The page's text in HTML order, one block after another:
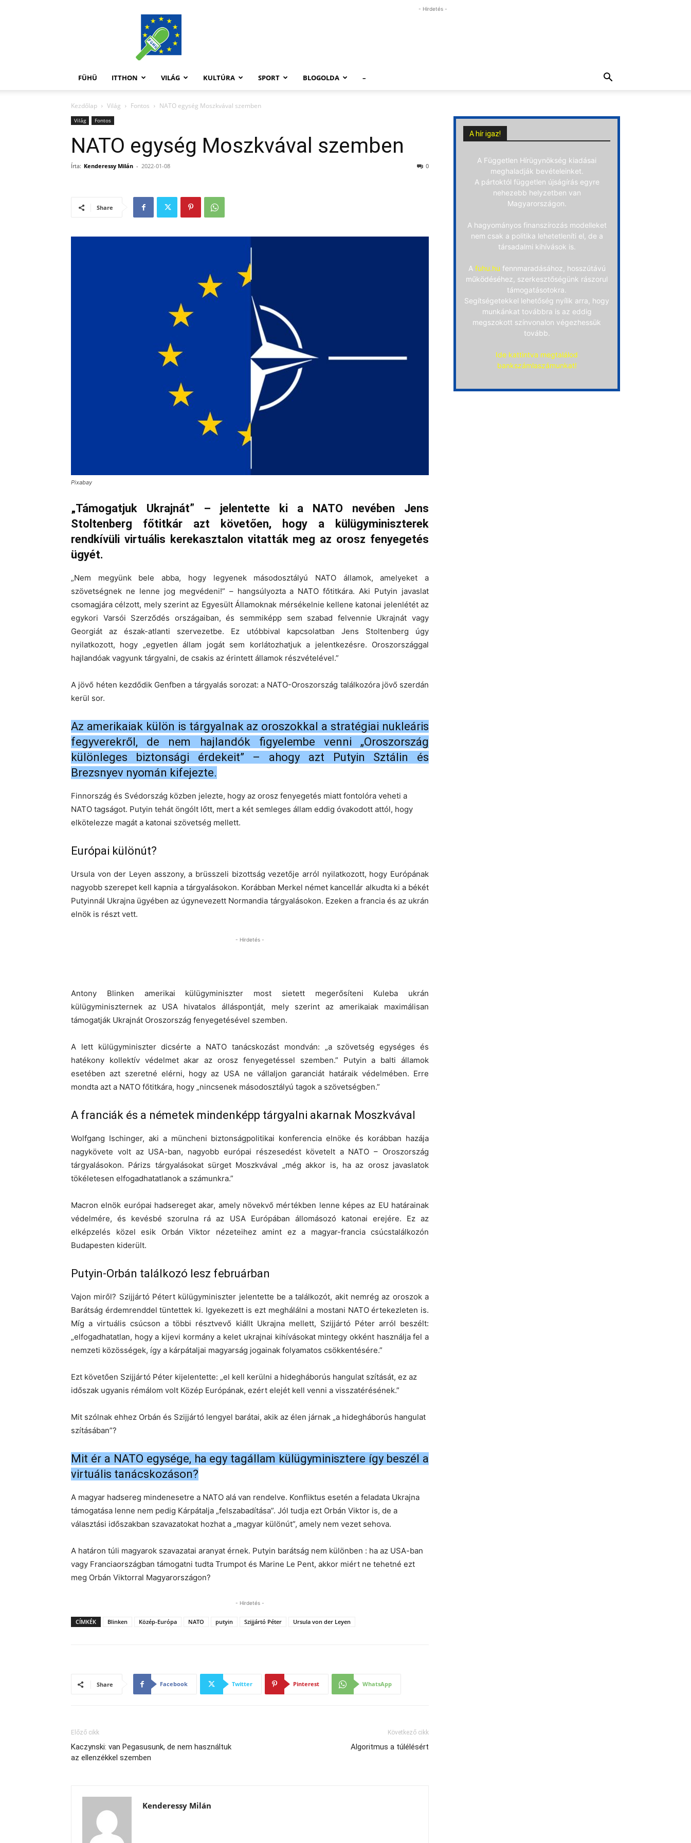
FüHü
- Hirdetés -
FÜHÜ ITTHON VILÁG KULTÚRA SPORT BLOGOLDA –
Kezdőlap Világ Fontos NATO egység Moszkvával szemben
Világ Fontos
NATO egység Moszkvával szemben
Írta: Kenderessy Milán - 2022-01-08 0
Share
Pixabay
„Támogatjuk Ukrajnát” – jelentette ki a NATO nevében Jens
Stoltenberg főtitkár azt követően, hogy a külügyminiszterek
rendkívüli virtuális kerekasztalon vitatták meg az orosz fenyegetés
ügyét.
„Nem megyünk bele abba, hogy legyenek másodosztályú NATO államok, amelyeket a
szövetségnek ne lenne jog megvédeni!” – hangsúlyozta a NATO főtitkára. Aki Putyin javaslat
csomagjára célzott, mely szerint az Egyesült Államoknak mérsékelnie kellene katonai jelenlétét az
egykori Varsói Szerződés országaiban, és semmiképp sem szabad felvennie Ukrajnát vagy
Georgiát az észak-atlanti szervezetbe. Ez utóbbival kapcsolatban Jens Stoltenberg úgy
nyilatkozott, hogy „egyetlen állam jogát sem korlátozhatjuk a jelentkezésre. Oroszországgal
hajlandóak vagyunk tárgyalni, de csakis az érintett államok részvételével.”
A jövő héten kezdődik Genfben a tárgyalás sorozat: a NATO-Oroszország találkozóra jövő szerdán
kerül sor.
Az amerikaiak külön is tárgyalnak az oroszokkal a stratégiai nukleáris
fegyverekről, de nem hajlandók figyelembe venni „Oroszország
különleges biztonsági érdekeit” – ahogy azt Putyin Sztálin és
Brezsnyev nyomán kifejezte.
Finnország és Svédország közben jelezte, hogy az orosz fenyegetés miatt fontolóra veheti a
NATO tagságot. Putyin tehát öngólt lőtt, mert a két semleges állam eddig óvakodott attól, hogy
elkötelezze magát a katonai szövetség mellett.
Európai különút?
Ursula von der Leyen asszony, a brüsszeli bizottság vezetője arról nyilatkozott, hogy Európának
nagyobb szerepet kell kapnia a tárgyalásokon. Korábban Merkel német kancellár alkudta ki a békét
Putyinnál Ukrajna ügyében az úgynevezett Normandia tárgyalásokon. Ezeken a francia és az ukrán
elnök is részt vett.
- Hirdetés -
Antony Blinken amerikai külügyminiszter most sietett megerősíteni Kuleba ukrán
külügyminiszternek az USA hivatalos álláspontját, mely szerint az amerikaiak maximálisan
támogatják Ukrajnát Oroszország fenyegetésével szemben.
A lett külügyminiszter dicsérte a NATO tanácskozást mondván: „a szövetség egységes és
hatékony kollektív védelmet akar az orosz fenyegetéssel szemben.” Putyin a balti államok
esetében azt szeretné elérni, hogy az USA ne vállaljon garanciát határaik védelmében. Erre
mondta azt a NATO főtitkára, hogy „nincsenek másodosztályú tagok a szövetségben.”
A franciák és a németek mindenképp tárgyalni akarnak Moszkvával
Wolfgang Ischinger, aki a müncheni biztonságpolitikai konferencia elnöke és korábban hazája
nagykövete volt az USA-ban, nagyobb európai részesedést követelt a NATO – Oroszország
tárgyalásokon. Párizs tárgyalásokat sürget Moszkvával „még akkor is, ha az orosz javaslatok
tökéletesen elfogadhatatlanok a számunkra.”
Macron elnök európai hadsereget akar, amely növekvő mértékben lenne képes az EU határainak
védelmére, és kevésbé szorulna rá az USA Európában állomásozó katonai erejére. Ez az
elképzelés közel esik Orbán Viktor nézeteihez amint ez a magyar-francia csúcstalálkozón
Budapesten kiderült.
Putyin-Orbán találkozó lesz februárban
Vajon miről? Szijjártó Pétert külügyminiszter jelentette be a találkozót, akit nemrég az oroszok a
Barátság érdemrenddel tüntettek ki. Igyekezett is ezt meghálálni a mostani NATO értekezleten is.
Míg a virtuális csúcson a többi résztvevő kiállt Ukrajna mellett, Szijjártó Péter arról beszélt:
„elfogadhatatlan, hogy a kijevi kormány a kelet ukrajnai kihívásokat mintegy okként használja fel a
nemzeti közösségek, így a kárpátaljai magyarság jogainak folyamatos csökkentésére.”
Ezt követően Szijjártó Péter kijelentette: „el kell kerülni a hidegháborús hangulat szítását, ez az
időszak ugyanis rémálom volt Közép Európának, ezért elejét kell venni a visszatérésének.”
Mit szólnak ehhez Orbán és Szijjártó lengyel barátai, akik az élen járnak „a hidegháborús hangulat
szításában”?
Mit ér a NATO egysége, ha egy tagállam külügyminisztere így beszél a
virtuális tanácskozáson?
A magyar hadsereg mindenesetre a NATO alá van rendelve. Konfliktus esetén a feladata Ukrajna
támogatása lenne nem pedig Kárpátalja „felszabadítása”. Jól tudja ezt Orbán Viktor is, de a
választási időszakban szavazatokat hozhat a „magyar különút”, amely nem vezet sehova.
A határon túli magyarok szavazatai aranyat érnek. Putyin barátság nem különben : ha az USA-ban
vagy Franciaországban támogatni tudta Trumpot és Marine Le Pent, akkor miért ne tehetné ezt
meg Orbán Viktorral Magyarországon?
- Hirdetés -
CÍMKÉK Blinken Közép-Európa NATO putyin Szijjártó Péter Ursula von der Leyen
Share Facebook Twitter Pinterest WhatsApp
Előző cikk
Kaczynski: van Pegasusunk, de nem használtuk
az ellenzékkel szemben
Következő cikk
Algoritmus a túlélésért
Kenderessy Milán
A hír igaz!
A Független Hírügynökség kiadásai
meghaladják bevételeinket.
A pártoktól független újságírás egyre
nehezebb helyzetben van
Magyarországon.
A hagyományos finanszírozás modelleket
nem csak a politika lehetetleníti el, de a
társadalmi kihívások is.
A fuhu.hu fennmaradásához, hosszútávú
működéséhez, szerkesztőségünk rászorul
támogatásotokra.
Segítségetekkel lehetőség nyílik arra, hogy
munkánkat továbbra is az eddig
megszokott színvonalon végezhessük
tovább.
Ide kattintva megtalálod
bankszámlaszámunkat!